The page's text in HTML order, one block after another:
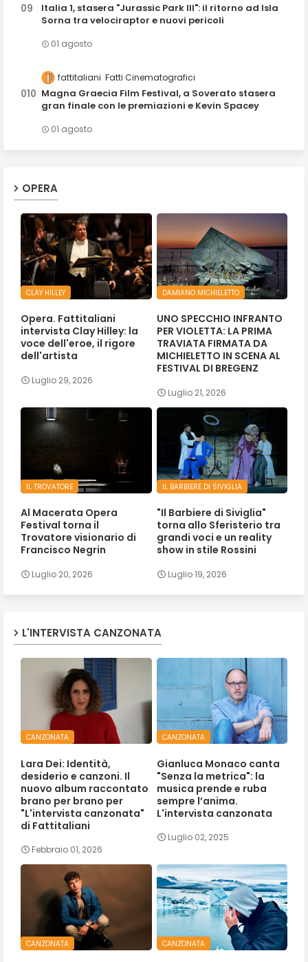
Italia 1, stasera "Jurassic Park III": il ritorno ad Isla
Sorna tra velociraptor e nuovi pericoli
01 agosto
fattitaliani Fatti Cinematografici
Magna Graecia Film Festival, a Soverato stasera
gran finale con le premiazioni e Kevin Spacey
01 agosto
OPERA
CLAY HILLEY
Opera. Fattitaliani
intervista Clay Hilley: la
voce dell'eroe, il rigore
dell'artista
Luglio 29, 2026
DAMIANO MICHIELETTO
UNO SPECCHIO INFRANTO
PER VIOLETTA: LA PRIMA
TRAVIATA FIRMATA DA
MICHIELETTO IN SCENA AL
FESTIVAL DI BREGENZ
Luglio 21, 2026
IL TROVATORE
Al Macerata Opera
Festival torna il
Trovatore visionario di
Francisco Negrin
Luglio 20, 2026
IL BARBIERE DI SIVIGLIA
"Il Barbiere di Siviglia"
torna allo Sferisterio tra
grandi voci e un reality
show in stile Rossini
Luglio 19, 2026
L'INTERVISTA CANZONATA
CANZONATA
Lara Dei: Identità,
desiderio e canzoni. Il
nuovo album raccontato
brano per brano per
"L'intervista canzonata"
di Fattitaliani
Febbraio 01, 2026
CANZONATA
Gianluca Monaco canta
"Senza la metrica": la
musica prende e ruba
sempre l’anima.
L'intervista canzonata
Luglio 02, 2025
CANZONATA CANZONATA